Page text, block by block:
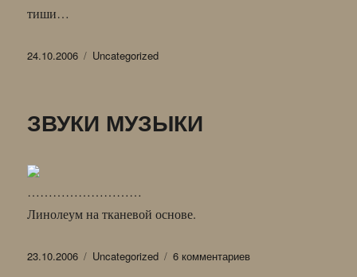
тиши…
Опубликовано
24.10.2006 Рубрики
Uncategorized
ЗВУКИ МУЗЫКИ
………………………
Линолеум на тканевой основе.
Опубликовано
23.10.2006 Рубрики
Uncategorized 6 комментариевк